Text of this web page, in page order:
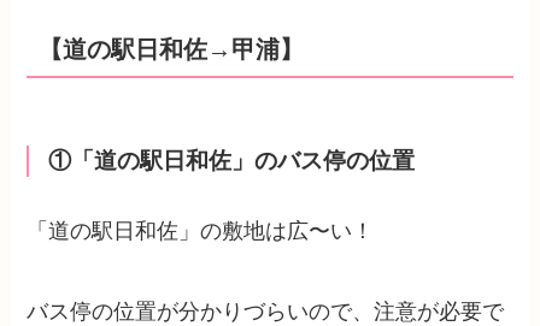
【道の駅日和佐→甲浦】
①「道の駅日和佐」のバス停の位置
「道の駅日和佐」の敷地は広〜い！
バス停の位置が分かりづらいので、注意が必要で